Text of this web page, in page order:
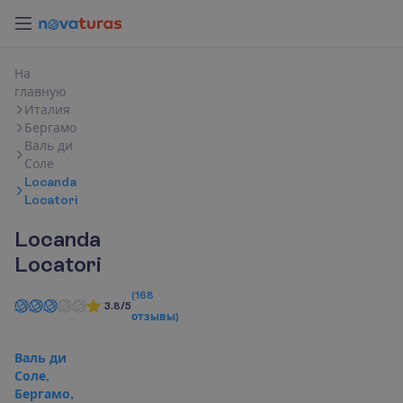
На
главную
Италия
Бергамо
Валь ди
Соле
Locanda
Locatori
Locanda
Locatori
3.8/5
(168
отзывы)
Валь ди
Соле,
Бергамо,